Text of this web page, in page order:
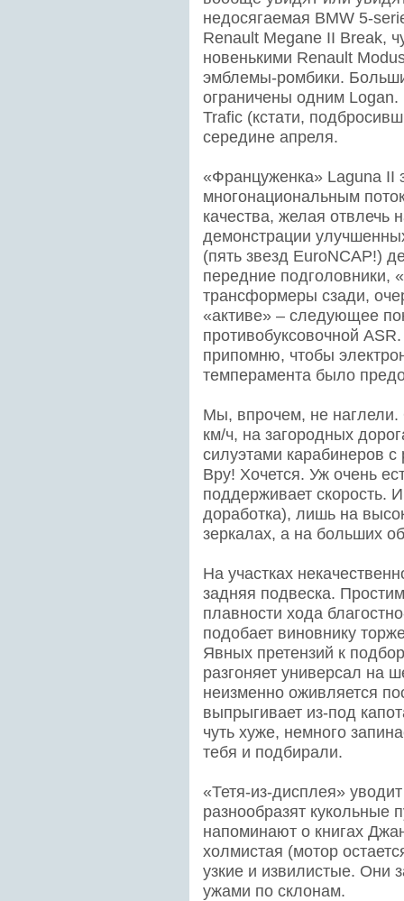
недосягаемая BMW 5-
Renault Megane II Break,
новенькими Renault
эмблемы-ромбики.
ограничены одним
Trafic (кстати,
середине апреля.
«Француженка» Laguna II
многонациональным
качества, желая отвлечь
демонстрации
(пять звезд EuroNCAP!)
передние подголовники,
трансформеры сзади,
«активе» – следующее
противобуксовочной
припомню, чтобы
темперамента было
Мы, впрочем, не наглели.
км/ч, на загородных
силуэтами карабинеров
Вру! Хочется. Уж очень
поддерживает скорость.
доработка), лишь на
зеркалах, а на больших
На участках
задняя подвеска.
плавности хода
подобает виновнику
Явных претензий к
разгоняет универсал на
неизменно оживляется
выпрыгивает из-под
чуть хуже, немного
тебя и подбирали.
«Тетя-из-дисплея»
разнообразят кукольные
напоминают о книгах
холмистая (мотор
узкие и извилистые. Они
ужами по склонам.